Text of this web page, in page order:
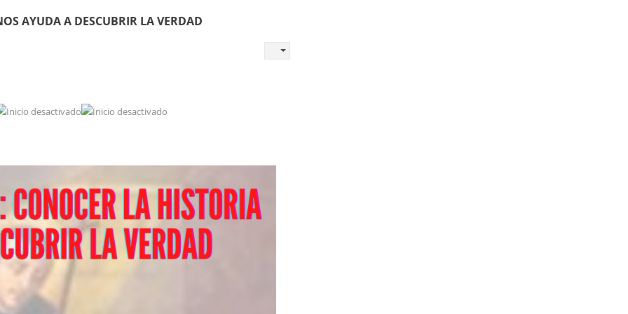
AYUDA A DESCUBRIR LA VERDAD